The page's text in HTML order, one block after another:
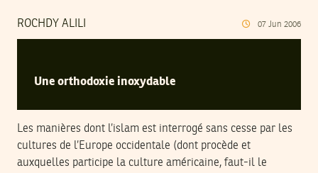
ROCHDY ALILI 07 Jun 2006
Une orthodoxie inoxydable
Les manières dont l’islam est interrogé sans cesse par les
cultures de l’Europe occidentale (dont procède et
auxquelles participe la culture américaine, faut-il le